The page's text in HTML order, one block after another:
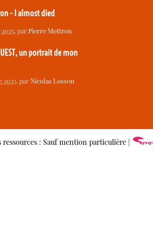
- I almost died
, parPierre Mottron
un portrait de mon
2025, parNicolas Losson
: Sauf mention particulière |